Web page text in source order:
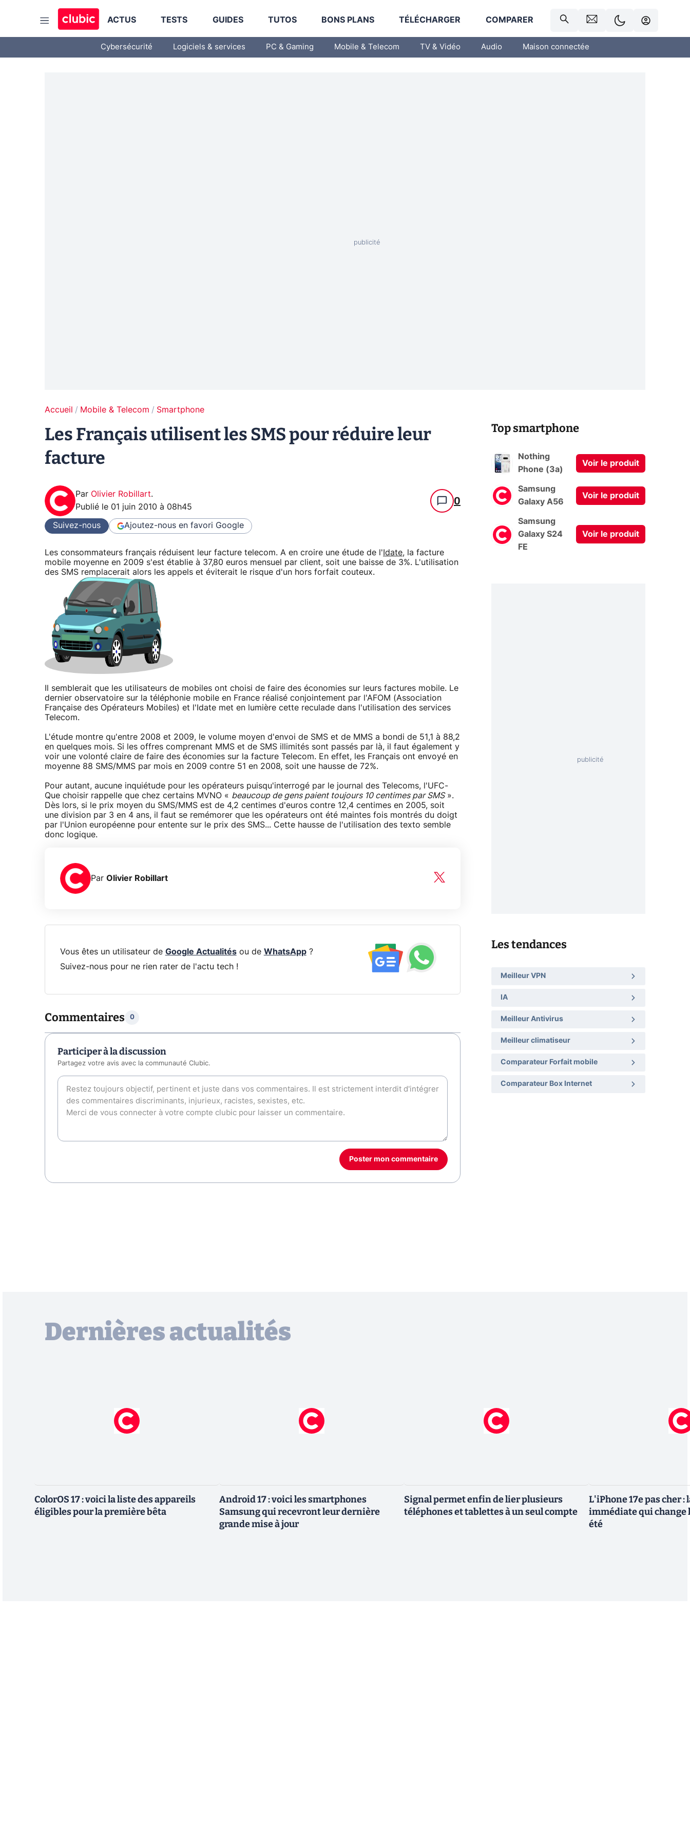
ACTUS TESTS GUIDES TUTOS BONS PLANS TÉLÉCHARGER COMPARER
Cybersécurité Logiciels & services PC & Gaming Mobile & Telecom TV & Vidéo Audio Maison connectée
Accueil Mobile & Telecom Smartphone
Les Français utilisent les SMS pour réduire leur
facture
Par Olivier Robillart.
Publié le 01 juin 2010 à 08h45 0
Suivez-nous Ajoutez-nous en favori Google
Les consommateurs français réduisent leur facture telecom. A en croire une étude de l' Idate, la facture
mobile moyenne en 2009 s'est établie à 37,80 euros mensuel par client, soit une baisse de 3%. L'utilisation
des SMS remplacerait alors les appels et éviterait le risque d'un hors forfait couteux.
Il semblerait que les utilisateurs de mobiles ont choisi de faire des économies sur leurs factures mobile. Le
dernier observatoire sur la téléphonie mobile en France réalisé conjointement par l'AFOM (Association
Française des Opérateurs Mobiles) et l'Idate met en lumière cette reculade dans l'utilisation des services
Telecom.
L'étude montre qu'entre 2008 et 2009, le volume moyen d'envoi de SMS et de MMS a bondi de 51,1 à 88,2
en quelques mois. Si les offres comprenant MMS et de SMS illimités sont passés par là, il faut également y
voir une volonté claire de faire des économies sur la facture Telecom. En effet, les Français ont envoyé en
moyenne 88 SMS/MMS par mois en 2009 contre 51 en 2008, soit une hausse de 72%.
Pour autant, aucune inquiétude pour les opérateurs puisqu'interrogé par le journal des Telecoms, l'UFC-
Que choisir rappelle que chez certains MVNO « beaucoup de gens paient toujours 10 centimes par SMS».
Dès lors, si le prix moyen du SMS/MMS est de 4,2 centimes d'euros contre 12,4 centimes en 2005, soit
une division par 3 en 4 ans, il faut se remémorer que les opérateurs ont été maintes fois montrés du doigt
par l'Union européenne pour entente sur le prix des SMS... Cette hausse de l'utilisation des texto semble
donc logique.
Par Olivier Robillart
Vous êtes un utilisateur de Google Actualitésou de WhatsApp?
Suivez-nous pour ne rien rater de l'actu tech !
Commentaires 0
Participer à la discussion
Partagez votre avis avec la communauté Clubic.
Poster mon commentaire
Top smartphone
Nothing
Phone (3a)
Voir le produit
Samsung
Galaxy A56
Voir le produit
Samsung
Galaxy S24
FE
Voir le produit
Les tendances
Meilleur VPN
IA
Meilleur Antivirus
Meilleur climatiseur
Comparateur Forfait mobile
Comparateur Box Internet
Dernières actualités
ColorOS 17 : voici la liste des appareils
éligibles pour la première bêta
Android 17 : voici les smartphones
Samsung qui recevront leur dernière
grande mise à jour
Signal permet enfin de lier plusieurs
téléphones et tablettes à un seul compte
L'iPhone 17e pas cher :
immédiate qui change
été